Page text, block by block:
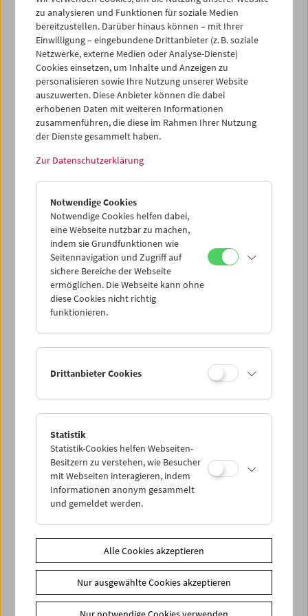
den digital erschlossenen Filmen und Fotos der Alliierten
für die interessierte Öffentlichkeit zugänglich gemacht.
Die Präsentation am 6. Mai 2025 mit Michael Loebenstein
(Österreichisches Filmmuseum), Ingo Zechner (Ludwig
Boltzmann Institute for Digital History) und Tobias
Ebbrecht-Hartmann (The Hebrew University of
Jerusalem) gab Einblicke in die Hintergründe.
ProgrammMai / Juni 2025 - Gewaltbilder zeigen
< zurück zur Übersicht
Share on
News
Newsletter
Fotos unserer Gäste
zu analysieren und Funktionen für soziale Medien
bereitzustellen. Darüber hinaus können – mit Ihrer
Einwilligung – eingebundene Drittanbieter (z. B. soziale
Netzwerke, externe Medien oder Analyse-Dienste)
Cookies einsetzen, um Inhalte und Anzeigen zu
personalisieren sowie Ihre Nutzung unserer Website
auszuwerten. Diese Anbieter können die dabei
erhobenen Daten mit weiteren Informationen
zusammenführen, die diese im Rahmen Ihrer Nutzung
der Dienste gesammelt haben.
Zur Datenschutzerklärung
Notwendige Cookies
Notwendige Cookies helfen dabei,
eine Webseite nutzbar zu machen,
indem sie Grundfunktionen wie
Seitennavigation und Zugriff auf
sichere Bereiche der Webseite
ermöglichen. Die Webseite kann ohne
diese Cookies nicht richtig
funktionieren.
Drittanbieter Cookies
Statistik
Statistik-Cookies helfen Webseiten-
Besitzern zu verstehen, wie Besucher
mit Webseiten interagieren, indem
Informationen anonym gesammelt
und gemeldet werden.
Alle Cookies akzeptieren
Nur ausgewählte Cookies akzeptieren